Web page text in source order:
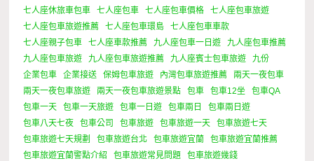
七人座休旅車包車
七人座包車 七人座包車價格
七人座包車旅遊
七人座包車旅遊推薦
七人座包車環島
七人座包車車款
七人座親子包車
七人座車款推薦 九人座包車一日遊
九人座包車推薦
九人座包車旅遊
九人座包車旅遊推薦 九人座賓士包車旅遊
九份
企業包車
企業接送 保姆包車旅遊 內灣包車旅遊推薦
兩天一夜包車
兩天一夜包車旅遊
兩天一夜包車旅遊景點 包車 包車12坐
包車QA
包車一天
包車一天旅遊 包車一日遊 包車兩日
包車兩日遊
包車八天七夜
包車公司 包車旅遊 包車旅遊一天
包車旅遊七天
包車旅遊七天規劃
包車旅遊台北 包車旅遊宜蘭
包車旅遊宜蘭推薦
包車旅遊宜蘭警點介紹
包車旅遊常見問題
包車旅遊幾錢